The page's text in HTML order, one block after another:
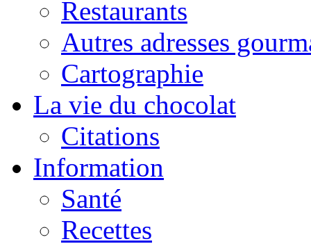
Restaurants
Autres adresses
Cartographie
La vie du chocolat
Citations
Information
Santé
Recettes